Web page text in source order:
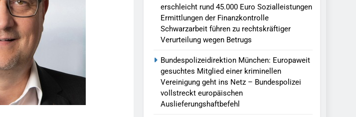
erschleicht rund 45.000 Euro Sozialleistungen
Ermittlungen der Finanzkontrolle
Schwarzarbeit führen zu rechtskräftiger
Verurteilung wegen Betrugs
Bundespolizeidirektion München: Europaweit
gesuchtes Mitglied einer kriminellen
Vereinigung geht ins Netz – Bundespolizei
vollstreckt europäischen
Auslieferungshaftbefehl